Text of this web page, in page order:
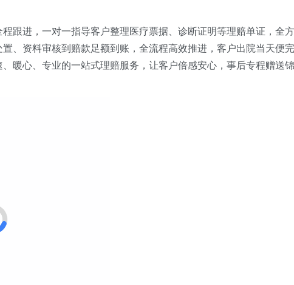
程跟进，一对一指导客户整理医疗票据、诊断证明等理赔单证 ，全方
、资料审核到赔款足额到账，全流程高效推进， 客户出院当天便完
、暖心、专业的一站式理赔服务，让客户倍感安心，事后专程赠送锦